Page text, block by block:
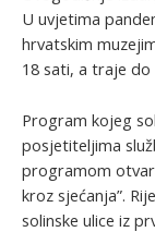
U uvjetima
hrvatskim
18 sati, a traje do
Program kojeg
posjetiteljima
programom
kroz sjećanja”.
solinske ulice iz